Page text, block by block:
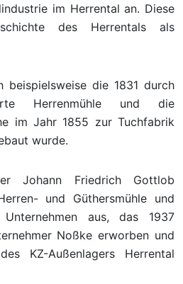
im Herrental an. Diese
des Herrentals als
beispielsweise die 1831 durch
Herrenmühle und die
im Jahr 1855 zur Tuchfabrik
wurde.
Johann Friedrich Gottlob
und Güthersmühle und
aus, das 1937
Noßke erworben und
KZ-Außenlagers Herrental